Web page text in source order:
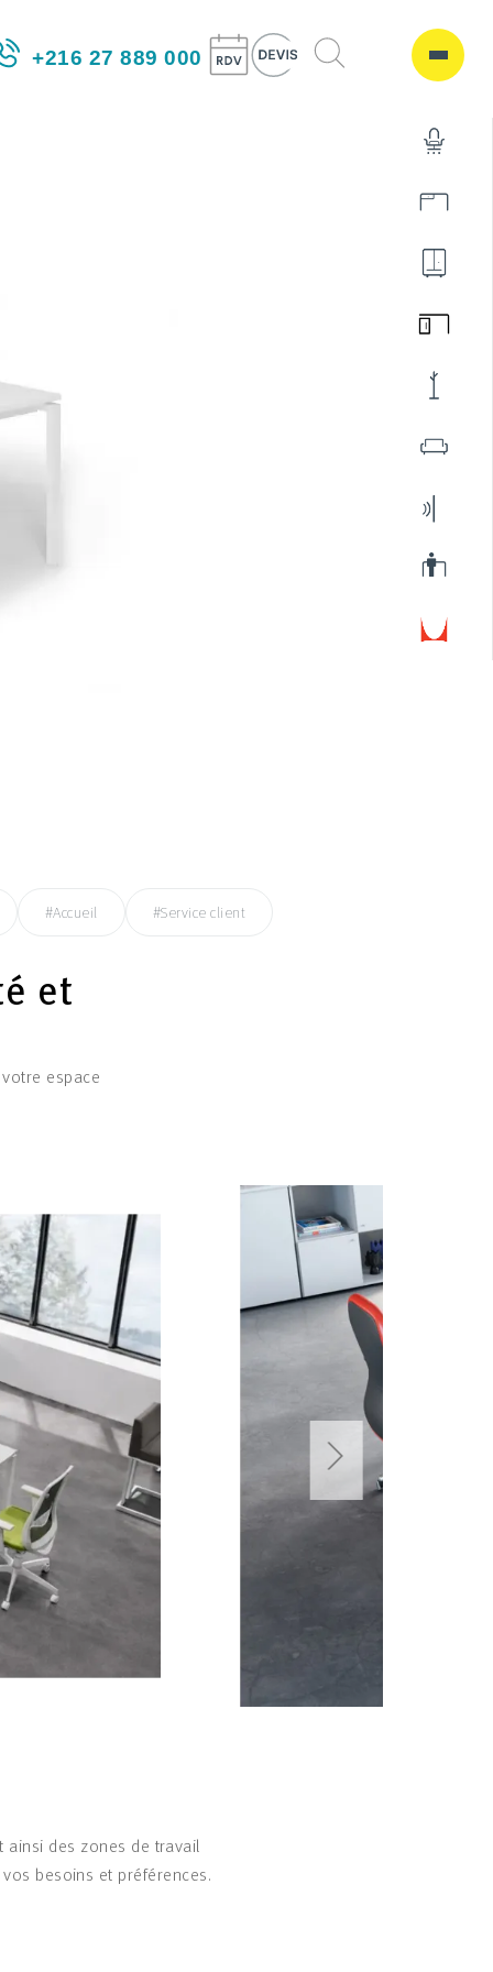
+216 27 889 000
#Accueil #Service client
et
espace
des zones de travail
besoins et préférences.